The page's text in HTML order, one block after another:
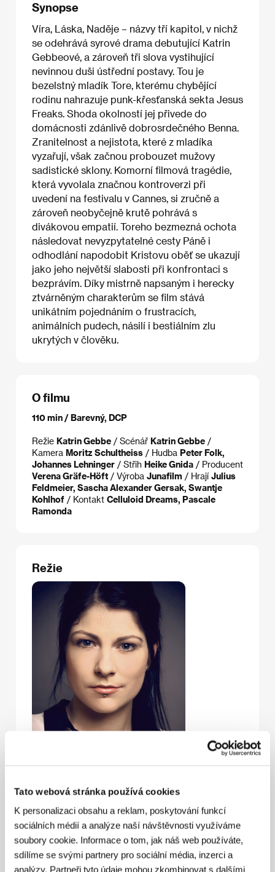
Tato webová stránka používá cookies
K personalizaci obsahu a reklam, poskytování funkcí
sociálních médií a analýze naší návštěvnosti využíváme
soubory cookie. Informace o tom, jak náš web používáte,
sdílíme se svými partnery pro sociální média, inzerci a
analýzy. Partneři tyto údaje mohou zkombinovat s dalšími
Synopse
Víra, Láska, Naděje – názvy tří kapitol, v nichž
se odehrává syrové drama debutující Katrin
Gebbeové, a zároveň tři slova vystihující
nevinnou duši ústřední postavy. Tou je
bezelstný mladík Tore, kterému chybějící
rodinu nahrazuje punk-křesťanská sekta Jesus
Freaks. Shoda okolností jej přivede do
domácnosti zdánlivě dobrosrdečného Benna.
Zranitelnost a nejistota, které z mladíka
vyzařují, však začnou probouzet mužovy
sadistické sklony. Komorní filmová tragédie,
která vyvolala značnou kontroverzi při
uvedení na festivalu v Cannes, si zručně a
zároveň neobyčejně krutě pohrává s
divákovou empatií. Toreho bezmezná ochota
následovat nevyzpytatelné cesty Páně i
odhodlání napodobit Kristovu oběť se ukazují
jako jeho největší slabosti při konfrontaci s
bezprávím. Díky mistrně napsaným i herecky
ztvárněným charakterům se film stává
unikátním pojednáním o frustracích,
animálních pudech, násilí i bestiálním zlu
ukrytých v člověku.
O filmu
110 min / Barevný, DCP
Režie Katrin Gebbe / Scénář Katrin Gebbe /
Kamera Moritz Schultheiss / Hudba Peter Folk,
Johannes Lehninger / Střih Heike Gnida / Producent
Verena Gräfe-Höft / Výroba Junafilm / Hrají Julius
Feldmeier, Sascha Alexander Gersak, Swantje
Kohlhof / Kontakt Celluloid Dreams, Pascale
Ramonda
Režie
Katrin Gebbeová(1983, Hörstel, Německo),
německá režisérka a scenáristka, začínala tvorbou
experimentálních filmů na Akademii vizuálních umění
a designu v nizozemském Enschede a na School of
the Museum of Fine Arts v Bostonu. Bakalářská